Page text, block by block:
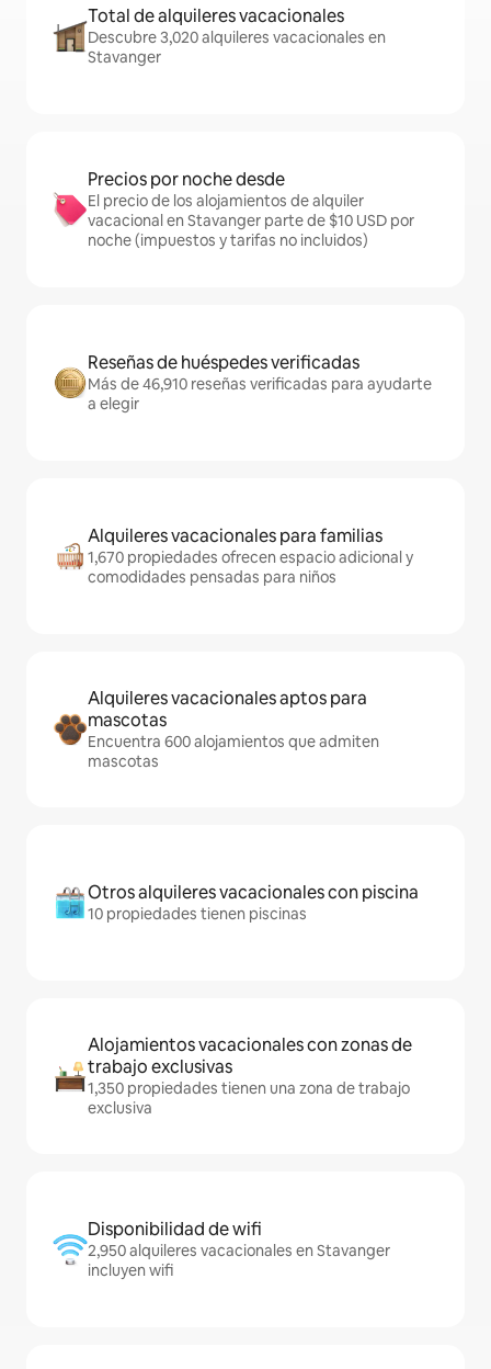
Total de alquileres vacacionales
Descubre 3,020 alquileres vacacionales en
Stavanger
Precios por noche desde
El precio de los alojamientos de alquiler
vacacional en Stavanger parte de $10 USD por
noche (impuestos y tarifas no incluidos)
Reseñas de huéspedes verificadas
Más de 46,910 reseñas verificadas para ayudarte
a elegir
Alquileres vacacionales para familias
1,670 propiedades ofrecen espacio adicional y
comodidades pensadas para niños
Alquileres vacacionales aptos para
mascotas
Encuentra 600 alojamientos que admiten
mascotas
Otros alquileres vacacionales con piscina
10 propiedades tienen piscinas
Alojamientos vacacionales con zonas de
trabajo exclusivas
1,350 propiedades tienen una zona de trabajo
exclusiva
Disponibilidad de wifi
2,950 alquileres vacacionales en Stavanger
incluyen wifi